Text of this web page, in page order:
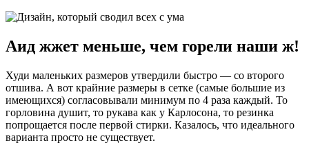
Аид жжет меньше, чем горели наши ж!
Худи маленьких размеров утвердили быстро — со второго
отшива. А вот крайние размеры в сетке (самые большие из
имеющихся) согласовывали минимум по 4 раза каждый. То
горловина душит, то рукава как у Карлосона, то резинка
попрощается после первой стирки. Казалось, что идеального
варианта просто не существует.